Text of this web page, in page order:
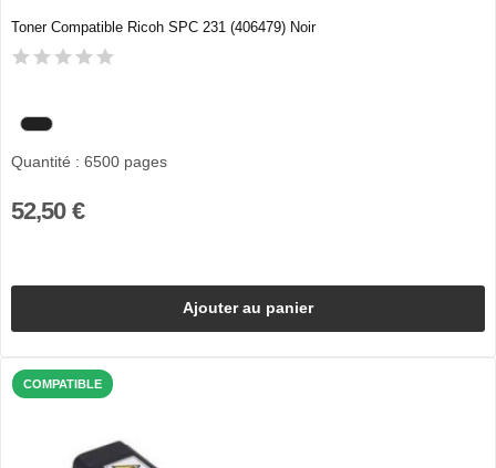
Toner Compatible Ricoh SPC 231 (406479) Noir
Quantité : 6500 pages
52,50 €
Ajouter au panier
COMPATIBLE